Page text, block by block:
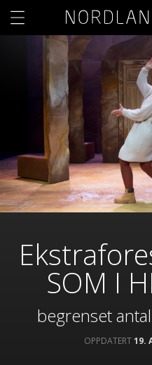
SOM I
begrenset
OPPDATERT19.